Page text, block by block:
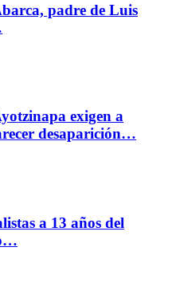
padre de Luis
exigen a
desaparición…
a 13 años del